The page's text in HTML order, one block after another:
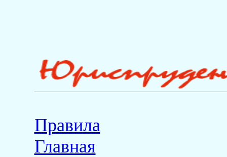
Правила
Главная